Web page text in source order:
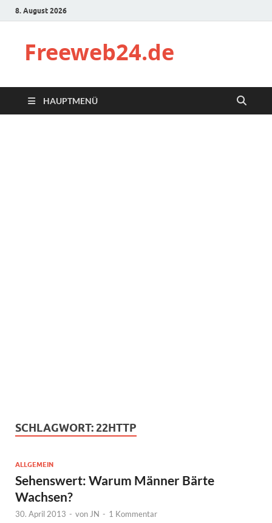
8. August 2026
Freeweb24.de
HAUPTMENÜ
SCHLAGWORT:22HTTP
ALLGEMEIN
Sehenswert: Warum Männer Bärte
Wachsen?
30. April 2013 - von JN - 1 Kommentar